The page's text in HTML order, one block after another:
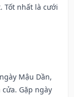
Tốt nhất là cưới
Mậu Dần,
Gặp ngày